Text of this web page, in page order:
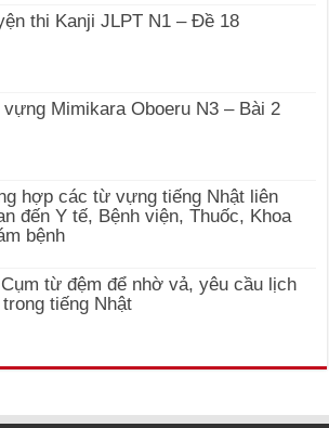
thi Kanji JLPT N1 – Đề 18
Mimikara Oboeru N3 – Bài 2
hợp các từ vựng tiếng Nhật liên
đến Y tế, Bệnh viện, Thuốc, Khoa
bệnh
từ đệm để nhờ vả, yêu cầu lịch
tiếng Nhật